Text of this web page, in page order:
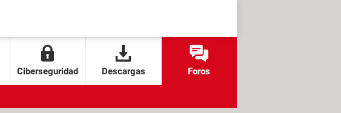
Ciberseguridad Descargas Foros